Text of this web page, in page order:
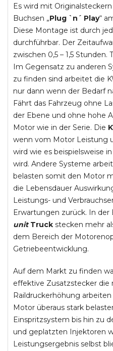
Es wird mit
Buchsen „Plug `n´ Play“
Diese Montage ist durch
durchführbar. Der
zwischen 0,5 – 1,5
Im Gegensatz zu anderen
zu finden sind arbeitet die
nur dann wenn der Bedarf
Fährt das Fahrzeug ohne
der Ebene und ohne hohe
Motor wie in der Serie. Die
wenn vom Motor Leistung
wird wie es beispielsweise
wird. Andere Systeme
belasten somit den Motor
die Lebensdauer
Leistungs- und
Erwartungen zurück. In
unit Truck stecken mehr
dem Bereich der
Getriebeentwicklung.
Auf dem Markt zu finden
effektive Zusatzstecker die
Raildruckerhöhung
Motor überaus stark
Einspritzsystem bis hin zu
und geplatzten Injektoren
Leistungsergebnis selbst